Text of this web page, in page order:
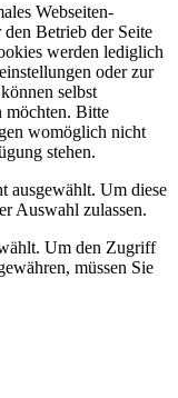
Webseiten-
Betrieb der Seite
werden lediglich
oder zur
selbst
möchten. Bitte
womöglich nicht
stehen.
ausgewählt. Um diese
Auswahl zulassen.
Um den Zugriff
müssen Sie